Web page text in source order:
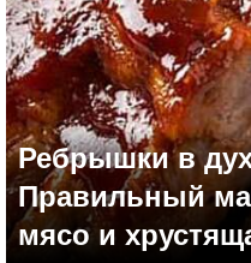
Ребрышки в
Правильный
мясо и